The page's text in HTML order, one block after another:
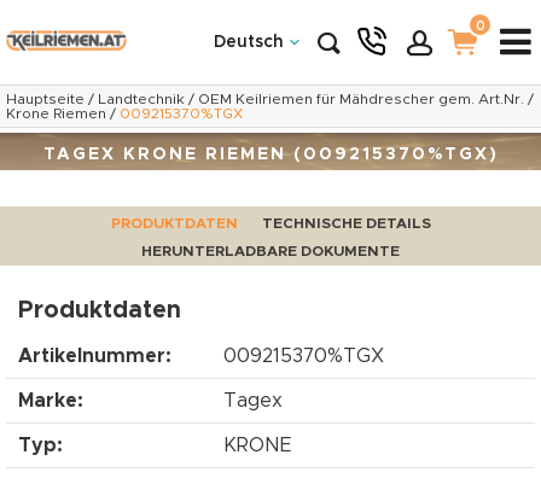
Deutsch
0
Hauptseite / Landtechnik / OEM Keilriemen für Mähdrescher gem. Art.Nr. /
Krone Riemen / 009215370%TGX
TAGEX KRONE RIEMEN (009215370%TGX)
PRODUKTDATEN
TECHNISCHE DETAILS
HERUNTERLADBARE DOKUMENTE
Produktdaten
Artikelnummer: 009215370%TGX
Marke: Tagex
Typ: KRONE